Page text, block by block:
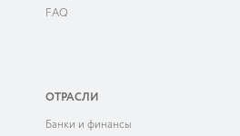
FAQ
ОТРАСЛИ
Банки и финансы